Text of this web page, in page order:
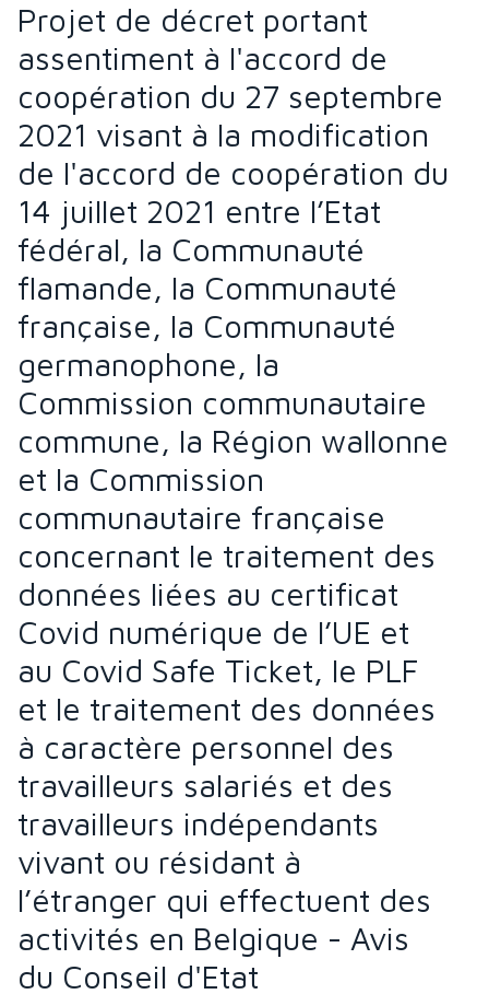
Projet de décret portant
assentiment à l'accord de
coopération du 27 septembre
2021 visant à la modification
de l'accord de coopération du
14 juillet 2021 entre l’Etat
fédéral, la Communauté
flamande, la Communauté
française, la Communauté
germanophone, la
Commission communautaire
commune, la Région wallonne
et la Commission
communautaire française
concernant le traitement des
données liées au certificat
Covid numérique de l’UE et
au Covid Safe Ticket, le PLF
et le traitement des données
à caractère personnel des
travailleurs salariés et des
travailleurs indépendants
vivant ou résidant à
l’étranger qui effectuent des
activités en Belgique - Avis
du Conseil d'Etat